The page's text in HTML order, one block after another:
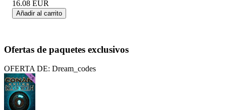
16.08 EUR
Añadir al carrito
Ofertas de paquetes exclusivos
OFERTA DE: Dream_codes